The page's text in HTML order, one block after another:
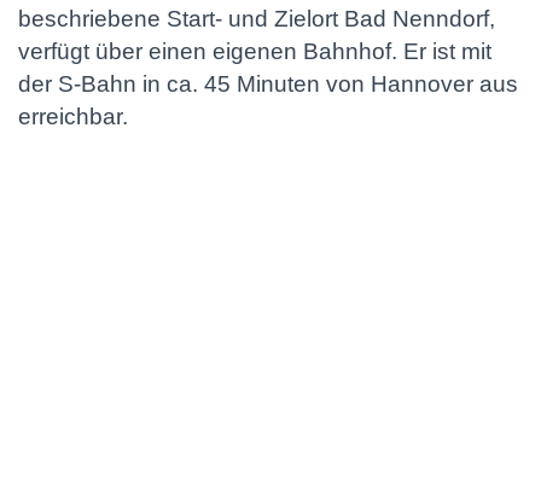
beschriebene Start- und Zielort Bad Nenndorf,
verfügt über einen eigenen Bahnhof. Er ist mit
der S-Bahn in ca. 45 Minuten von Hannover aus
erreichbar.